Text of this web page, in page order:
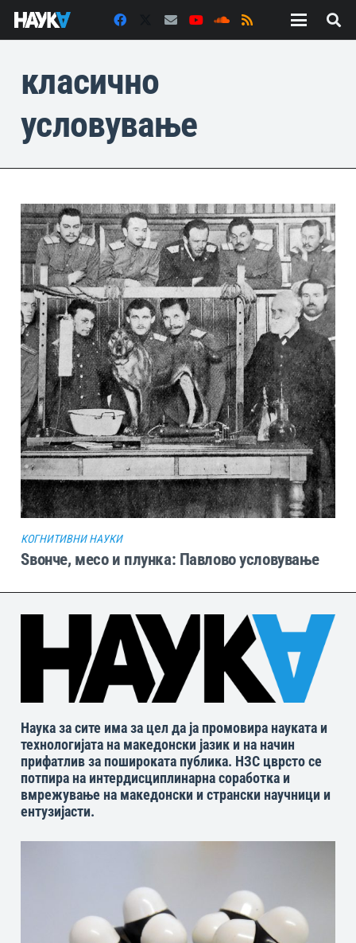
класично
условување
КОГНИТИВНИ НАУКИ
Sвонче, месо и плунка: Павлово условување
Наука за сите има за цел да ја промовира науката и
технологијата на македонски јазик и на начин
прифатлив за пошироката публика. НЗС цврсто се
потпира на интердисциплинарна соработка и
вмрежување на македонски и странски научници и
ентузијасти.